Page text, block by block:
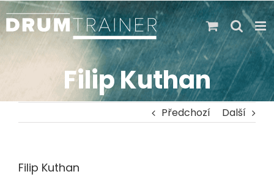
Skip
to
content
Filip Kuthan
Předchozí Další
Filip Kuthan